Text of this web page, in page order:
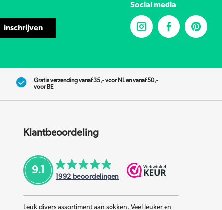
inschrijven
Social media
Gratis verzending vanaf 35,- voor NL en vanaf 50,-
voor BE
Klantbeoordeling
9.1
1992beoordelingen
Leuk divers assortiment aan sokken. Veel leuker en